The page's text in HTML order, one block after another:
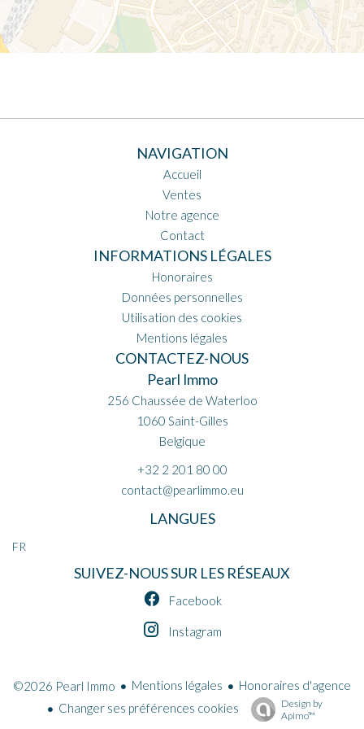
NAVIGATION
Accueil
Ventes
Notre agence
Contact
INFORMATIONS LÉGALES
Honoraires
Données personnelles
Utilisation des cookies
Mentions légales
CONTACTEZ-NOUS
Pearl Immo
256 Chaussée de Waterloo
1060 Saint-Gilles
Belgique
+32 2 201 80 00
contact@pearlimmo.eu
LANGUES
FR
SUIVEZ-NOUS SUR LES RÉSEAUX
Facebook
Instagram
©2026 Pearl Immo Mentions légales
Honoraires d'agence
Changer ses préférences cookies
Design by
Apimo™